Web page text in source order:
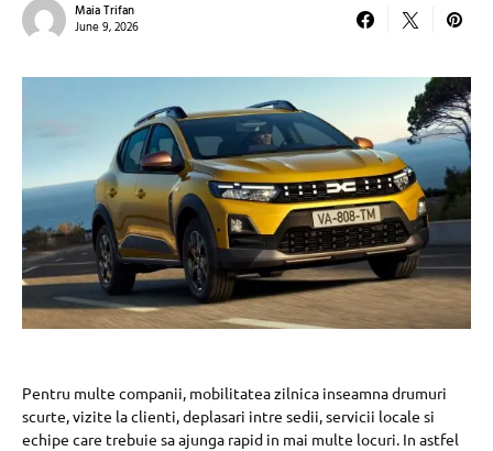
Maia Trifan
June 9, 2026
Pentru multe companii, mobilitatea zilnica inseamna drumuri
scurte, vizite la clienti, deplasari intre sedii, servicii locale si
echipe care trebuie sa ajunga rapid in mai multe locuri. In astfel